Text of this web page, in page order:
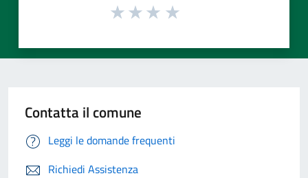
Contatta il comune
Leggi le domande frequenti
Richiedi Assistenza